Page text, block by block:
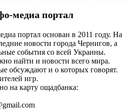
медиа портал
портал основан в 2011 году. На
новости города Чернигов, а
события со всей Украины.
найти и новости всего мира.
обсуждают и о которых говорят.
игр.
на карту ощадбанка: